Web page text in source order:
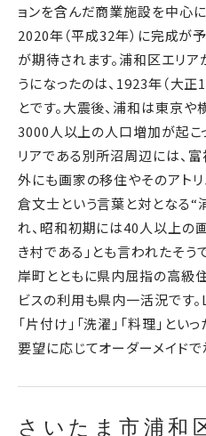
ョンを含んだ商業施設を中心
2020年（平成32年）に完成が
が期待されます。浦和区エリ
うになったのは、1923年（大
とです。大震後、浦和は東京
3000人以上の人口増加が起こ
リアである別所沼周辺には、
外にも画家の移住やそのアト
倉文士という言葉と対となる“
れ、昭和初期には40人以上の
き村である」とも言われたそう
岸町とともに県内屈指の高級
ビスの利用も県内一活況です。
「片付け」「洗濯」「料理」と
要望に応じてオーダーメイドで
さいたま市浦和